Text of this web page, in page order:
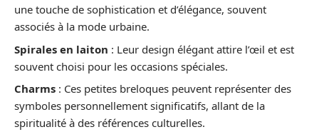
une touche de sophistication et d’élégance, souvent
associés à la mode urbaine.
Spirales en laiton : Leur design élégant attire l’œil et est
souvent choisi pour les occasions spéciales.
Charms : Ces petites breloques peuvent représenter des
symboles personnellement significatifs, allant de la
spiritualité à des références culturelles.